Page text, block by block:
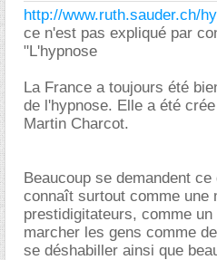
http://www.ruth.sauder.ch/
ce n'est pas expliqué par
"L'hypnose
La France a toujours été
de l'hypnose. Elle a été
Martin Charcot.
Beaucoup se demandent
connaît surtout comme une
prestidigitateurs, comme
marcher les gens comme
se déshabiller ainsi que